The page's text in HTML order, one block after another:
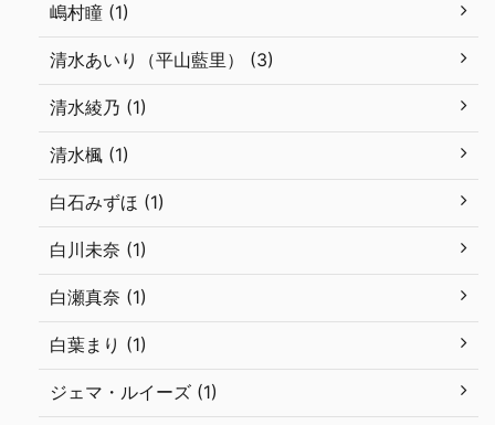
嶋村瞳 (1)
清水あいり（平山藍里） (3)
清水綾乃 (1)
清水楓 (1)
白石みずほ (1)
白川未奈 (1)
白瀬真奈 (1)
白葉まり (1)
ジェマ・ルイーズ (1)